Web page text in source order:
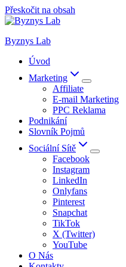
Přeskočit na obsah
Byznys Lab
Úvod
Marketing
Affiliate
E-mail Marketing
PPC Reklama
Podnikání
Slovník Pojmů
Sociální Sítě
Facebook
Instagram
LinkedIn
Onlyfans
Pinterest
Snapchat
TikTok
X (Twitter)
YouTube
O Nás